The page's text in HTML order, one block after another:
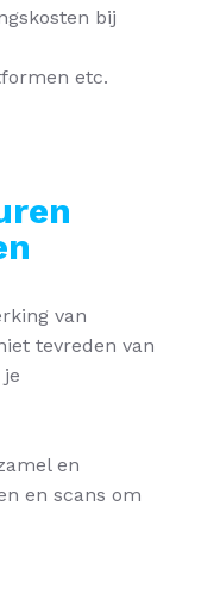
bij
etc.
van
tevreden van
en
en scans om